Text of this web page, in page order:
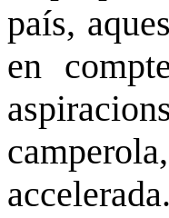
país,
en